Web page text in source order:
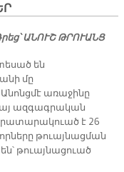
ԱՆՈՒՇ ԹՐՈՒԱՆՑ
են
մը
առաջինը
ազգագրական
է 26
թուայնացման
թուայնացուած